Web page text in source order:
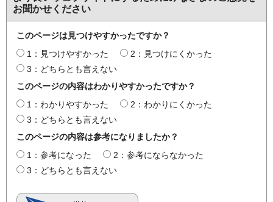
お聞かせください
このページは見つけやすかったですか？
1：見つけやすかった
2：見つけにくかった
3：どちらとも言えない
このページの内容はわかりやすかったですか？
1：わかりやすかった
2：わかりにくかった
3：どちらとも言えない
このページの内容は参考になりましたか？
1：参考になった
2：参考にならなかった
3：どちらとも言えない